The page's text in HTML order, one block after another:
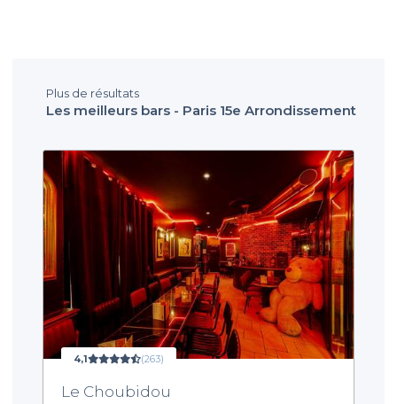
Plus de résultats
Les meilleurs bars - Paris 15e Arrondissement
4,1 (263)
Le Choubidou